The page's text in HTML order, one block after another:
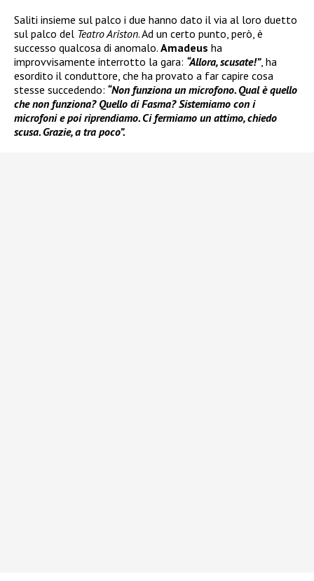
Saliti insieme sul palco i due hanno dato il via al loro duetto
sul palco del Teatro Ariston. Ad un certo punto, però, è
successo qualcosa di anomalo. Amadeus ha
improvvisamente interrotto la gara: “Allora, scusate!”, ha
esordito il conduttore, che ha provato a far capire cosa
stesse succedendo: “Non funziona un microfono. Qual è quello
che non funziona? Quello di Fasma? Sistemiamo con i
microfoni e poi riprendiamo. Ci fermiamo un attimo, chiedo
scusa. Grazie, a tra poco”.